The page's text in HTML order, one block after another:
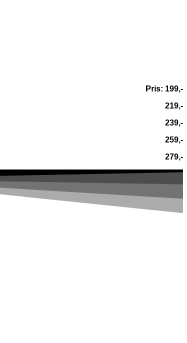
Pris: 199,-
219,-
239,-
259,-
279,-